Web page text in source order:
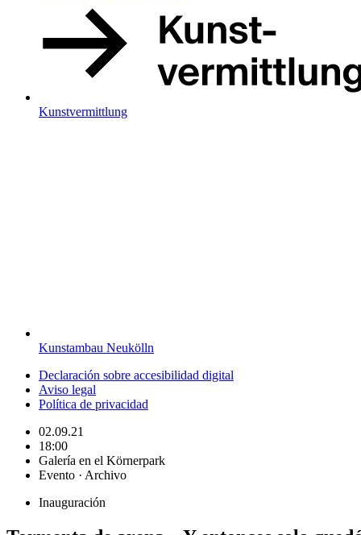
Kunstvermittlung
Kunstambau Neukölln
Declaración sobre accesibilidad digital
Aviso legal
Política de privacidad
02.09.21
18:00
Galería en el Körnerpark
Evento · Archivo
Inauguración